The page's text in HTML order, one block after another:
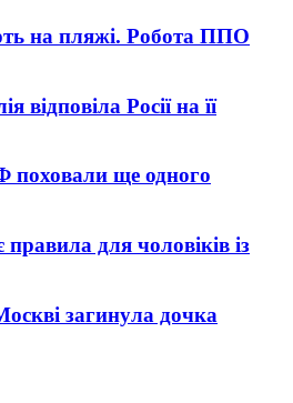
на пляжі. Робота ППО
відповіла Росії на її
поховали ще одного
для чоловіків із
загинула дочка